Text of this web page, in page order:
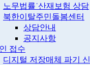
노무법률˙산재보험 상담
북한이탈주민돌봄센터
상담안내
공지사항
접수
디지털 저장매체 파기